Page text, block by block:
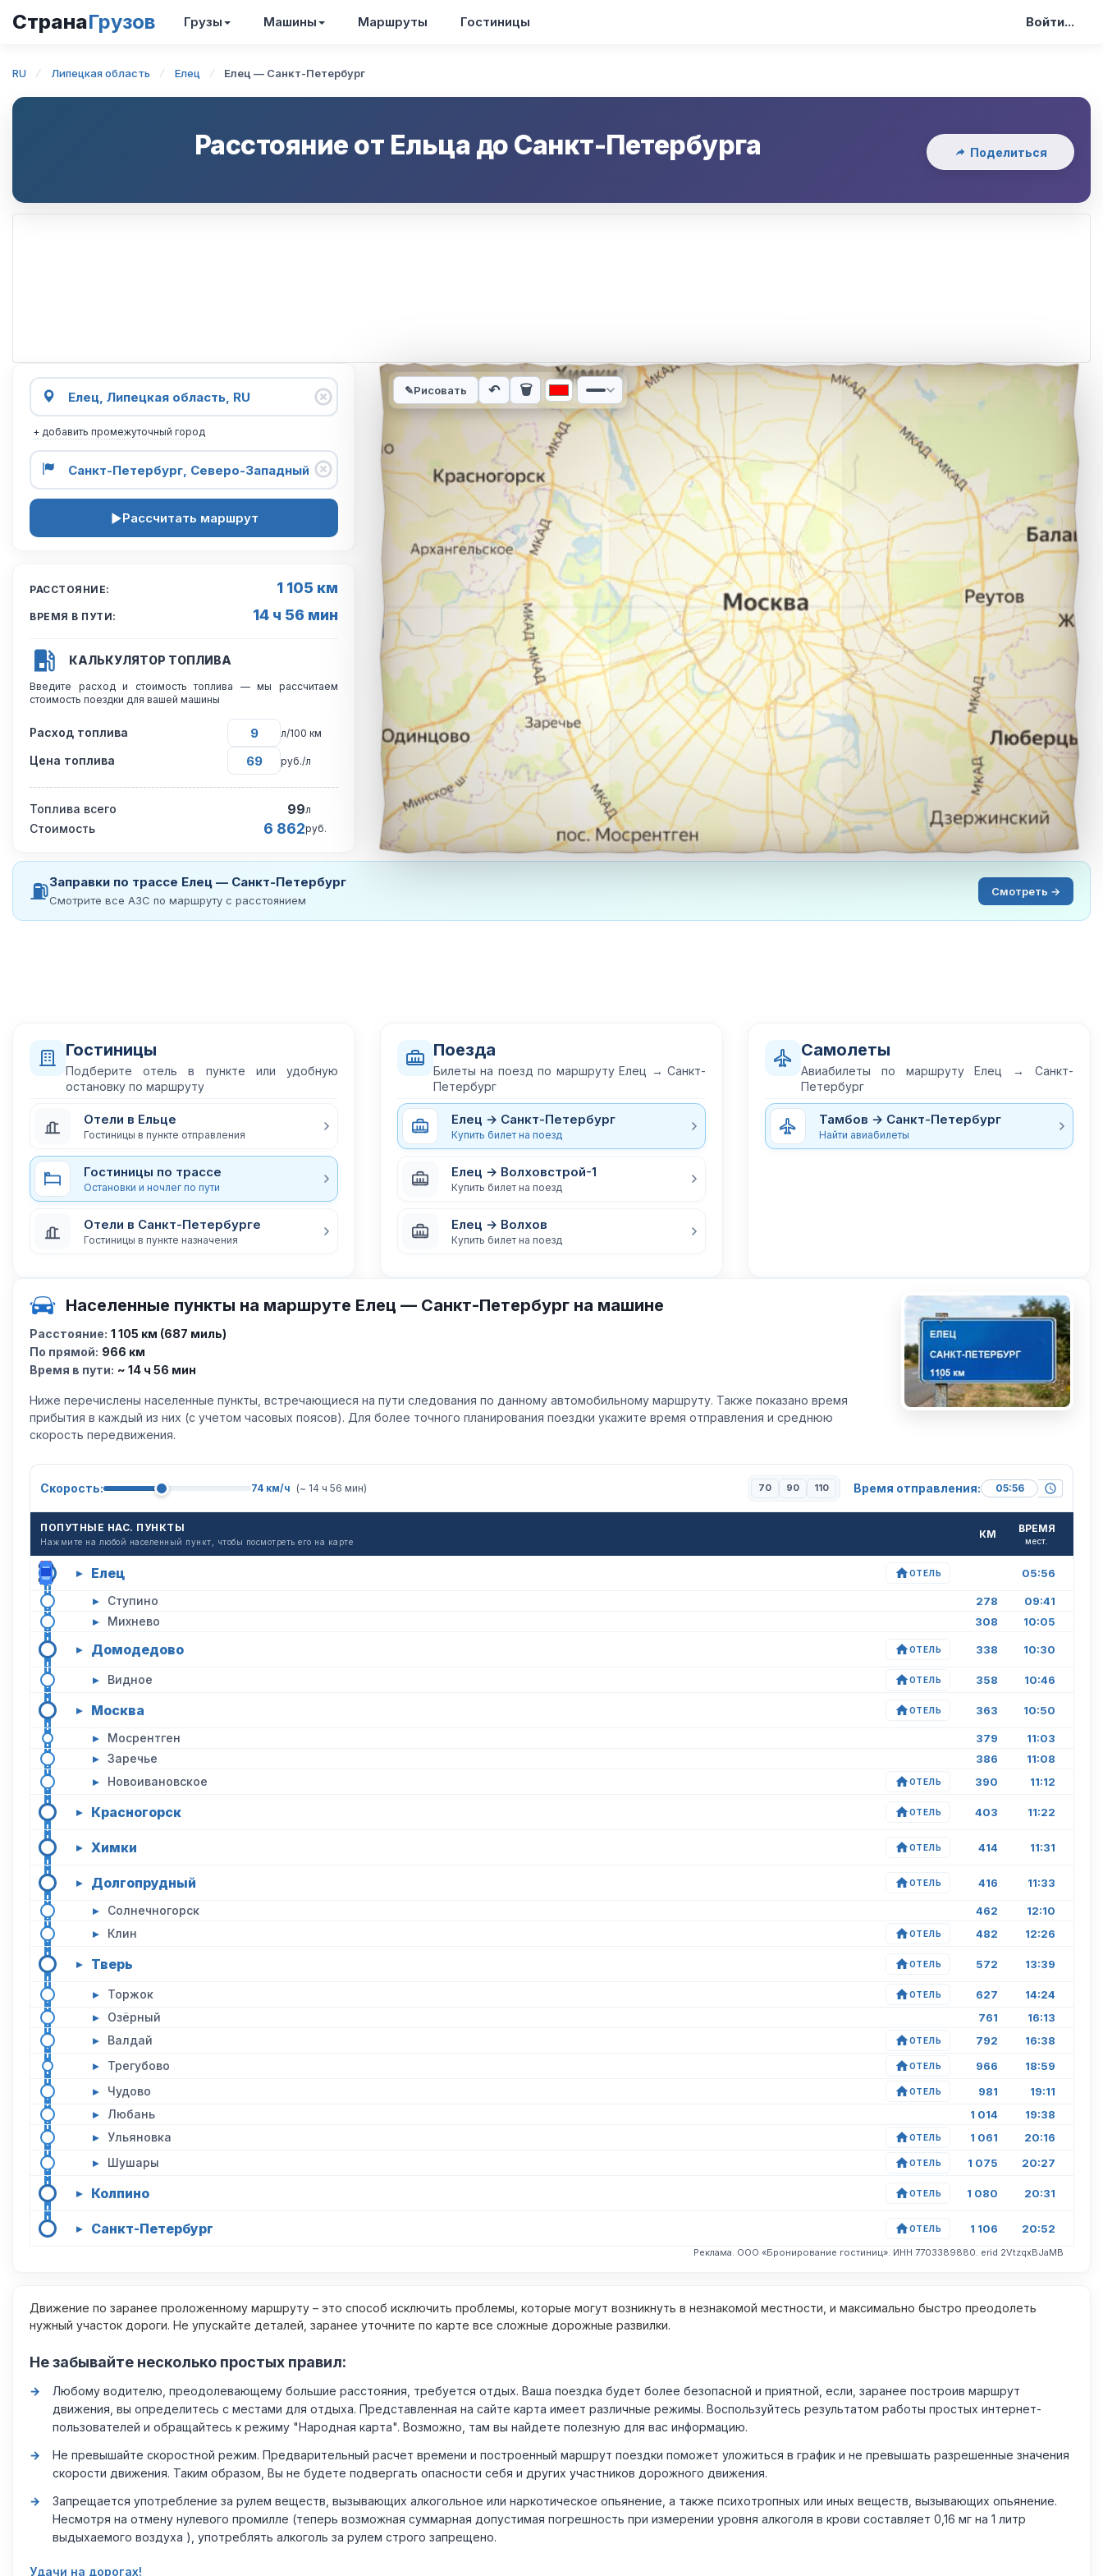
СтранаГрузов Грузы Машины Маршруты Гостиницы Войти...
RU Липецкая область Елец Елец — Санкт-Петербург
Расстояние от Ельца до Санкт-Петербурга Поделиться
+ добавить промежуточный город
Рассчитать маршрут
РАССТОЯНИЕ: 1 105 км
ВРЕМЯ В ПУТИ: 14 ч 56 мин
КАЛЬКУЛЯТОР ТОПЛИВА
Введите расход и стоимость топлива — мы рассчитаем
стоимость поездки для вашей машины
Расход топлива л/100 км
Цена топлива руб./л
Топлива всего 99л
Стоимость 6 862руб.
Интерактивная карта автомобильного маршрута из города Елец в город Санкт-Петербург.
✎Рисовать ↶ 🗑
⛽Заправки по трассе Елец — Санкт-Петербург
Смотрите все АЗС по маршруту с расстоянием
Смотреть →
Гостиницы
Подберите отель в пункте или удобную
остановку по маршруту
Отели в Ельце
Гостиницы в пункте отправления
Гостиницы по трассе
Остановки и ночлег по пути
Отели в Санкт-Петербурге
Гостиницы в пункте назначения
Поезда
Билеты на поезд по маршруту Елец → Санкт-
Петербург
Елец → Санкт-Петербург
Купить билет на поезд
Елец → Волховстрой-1
Купить билет на поезд
Елец → Волхов
Купить билет на поезд
Самолеты
Авиабилеты по маршруту Елец → Санкт-
Петербург
Тамбов → Санкт-Петербург
Найти авиабилеты
Населенные пункты на маршруте Елец — Санкт-Петербург на машине
Расстояние: 1 105 км (687 миль)
По прямой: 966 км
Время в пути: ~ 14 ч 56 мин
Ниже перечислены населенные пункты, встречающиеся на пути следования по данному автомобильному маршруту. Также показано время
прибытия в каждый из них (с учетом часовых поясов). Для более точного планирования поездки укажите время отправления и среднюю
скорость передвижения.
Скорость: 74 км/ч (~ 14 ч 56 мин) 70 90 110 Время отправления:
ПОПУТНЫЕ НАС. ПУНКТЫ
Нажмите на любой населенный пункт, чтобы посмотреть его на карте
КМ ВРЕМЯ
мест.
▸ Елец ОТЕЛЬ 05:56
▸ Ступино 278 09:41
▸ Михнево 308 10:05
▸ Домодедово ОТЕЛЬ 338 10:30
▸ Видное ОТЕЛЬ 358 10:46
▸ Москва ОТЕЛЬ 363 10:50
▸ Мосрентген 379 11:03
▸ Заречье 386 11:08
▸ Новоивановское ОТЕЛЬ 390 11:12
▸ Красногорск ОТЕЛЬ 403 11:22
▸ Химки ОТЕЛЬ 414 11:31
▸ Долгопрудный ОТЕЛЬ 416 11:33
▸ Солнечногорск 462 12:10
▸ Клин ОТЕЛЬ 482 12:26
▸ Тверь ОТЕЛЬ 572 13:39
▸ Торжок ОТЕЛЬ 627 14:24
▸ Озёрный 761 16:13
▸ Валдай ОТЕЛЬ 792 16:38
▸ Трегубово ОТЕЛЬ 966 18:59
▸ Чудово ОТЕЛЬ 981 19:11
▸ Любань 1 014 19:38
▸ Ульяновка ОТЕЛЬ 1 061 20:16
▸ Шушары ОТЕЛЬ 1 075 20:27
▸ Колпино ОТЕЛЬ 1 080 20:31
▸ Санкт-Петербург ОТЕЛЬ 1 106 20:52
Реклама. ООО «Бронирование гостиниц». ИНН 7703389880. erid 2VtzqxBJaMB
Движение по заранее проложенному маршруту – это способ исключить проблемы, которые могут возникнуть в незнакомой местности, и максимально быстро преодолеть
нужный участок дороги. Не упускайте деталей, заранее уточните по карте все сложные дорожные развилки.
Не забывайте несколько простых правил:
Любому водителю, преодолевающему большие расстояния, требуется отдых. Ваша поездка будет более безопасной и приятной, если, заранее построив маршрут
движения, вы определитесь с местами для отдыха. Представленная на сайте карта имеет различные режимы. Воспользуйтесь результатом работы простых интернет-
пользователей и обращайтесь к режиму "Народная карта". Возможно, там вы найдете полезную для вас информацию.
Не превышайте скоростной режим. Предварительный расчет времени и построенный маршрут поездки поможет уложиться в график и не превышать разрешенные значения
скорости движения. Таким образом, Вы не будете подвергать опасности себя и других участников дорожного движения.
Запрещается употребление за рулем веществ, вызывающих алкогольное или наркотическое опьянение, а также психотропных или иных веществ, вызывающих опьянение.
Несмотря на отмену нулевого промилле (теперь возможная суммарная допустимая погрешность при измерении уровня алкоголя в крови составляет 0,16 мг на 1 литр
выдыхаемого воздуха ), употреблять алкоголь за рулем строго запрещено.
Удачи на дорогах!